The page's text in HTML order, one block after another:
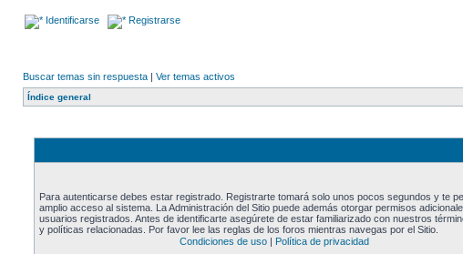
Identificarse Registrarse
Buscar temas sin respuesta | Ver temas activos
Índice general
Para autenticarse debes estar registrado. Registrarte tomará solo unos pocos segundos y te
amplio acceso al sistema. La Administración del Sitio puede además otorgar permisos
usuarios registrados. Antes de identificarte asegúrete de estar familiarizado con nuestros
y políticas relacionadas. Por favor lee las reglas de los foros mientras navegas por el Sitio.
Condiciones de uso | Política de privacidad